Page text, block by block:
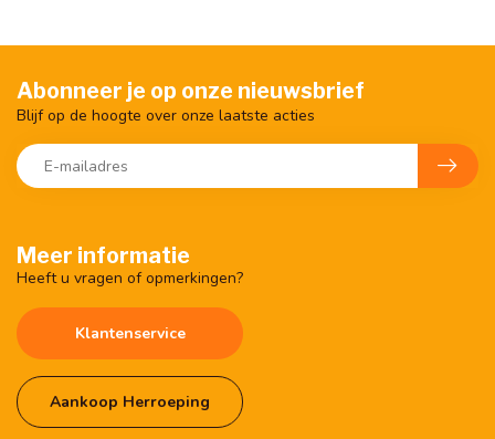
Meer informatie
Heeft u vragen of opmerkingen?
Klantenservice
Aankoop Herroeping
Abonneer je op onze nieuwsbrief
Blijf op de hoogte over onze laatste acties